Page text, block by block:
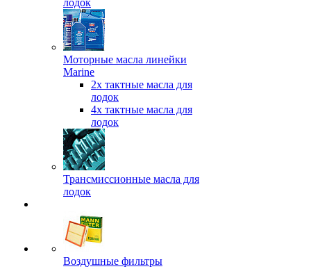
лодок
Моторные масла линейки
Marine
2х тактные масла для
лодок
4х тактные масла для
лодок
Трансмиссионные масла для
лодок
Воздушные фильтры